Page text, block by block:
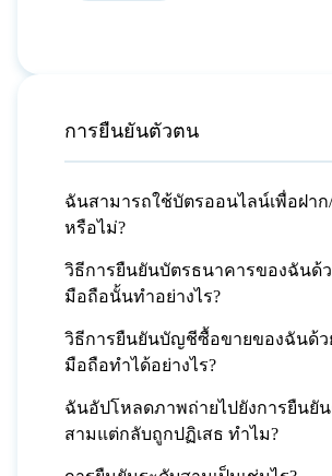
การยืนยันตัวตน
ฉันสามารถใช้บัตรออนไลน์เพื่อฝาก
หรือไม่?
วิธีการยืนยันบัตรธนาคารของฉันด้
มือถือนั้นทำอย่างไร?
วิธีการยืนยันบัญชีซื้อขายของฉันด้ว
มือถือทำได้อย่างไร?
ฉันอัปโหลดภาพถ่ายไปยังการยืนยั
สามแต่กลับถูกปฏิเสธ ทำไม?